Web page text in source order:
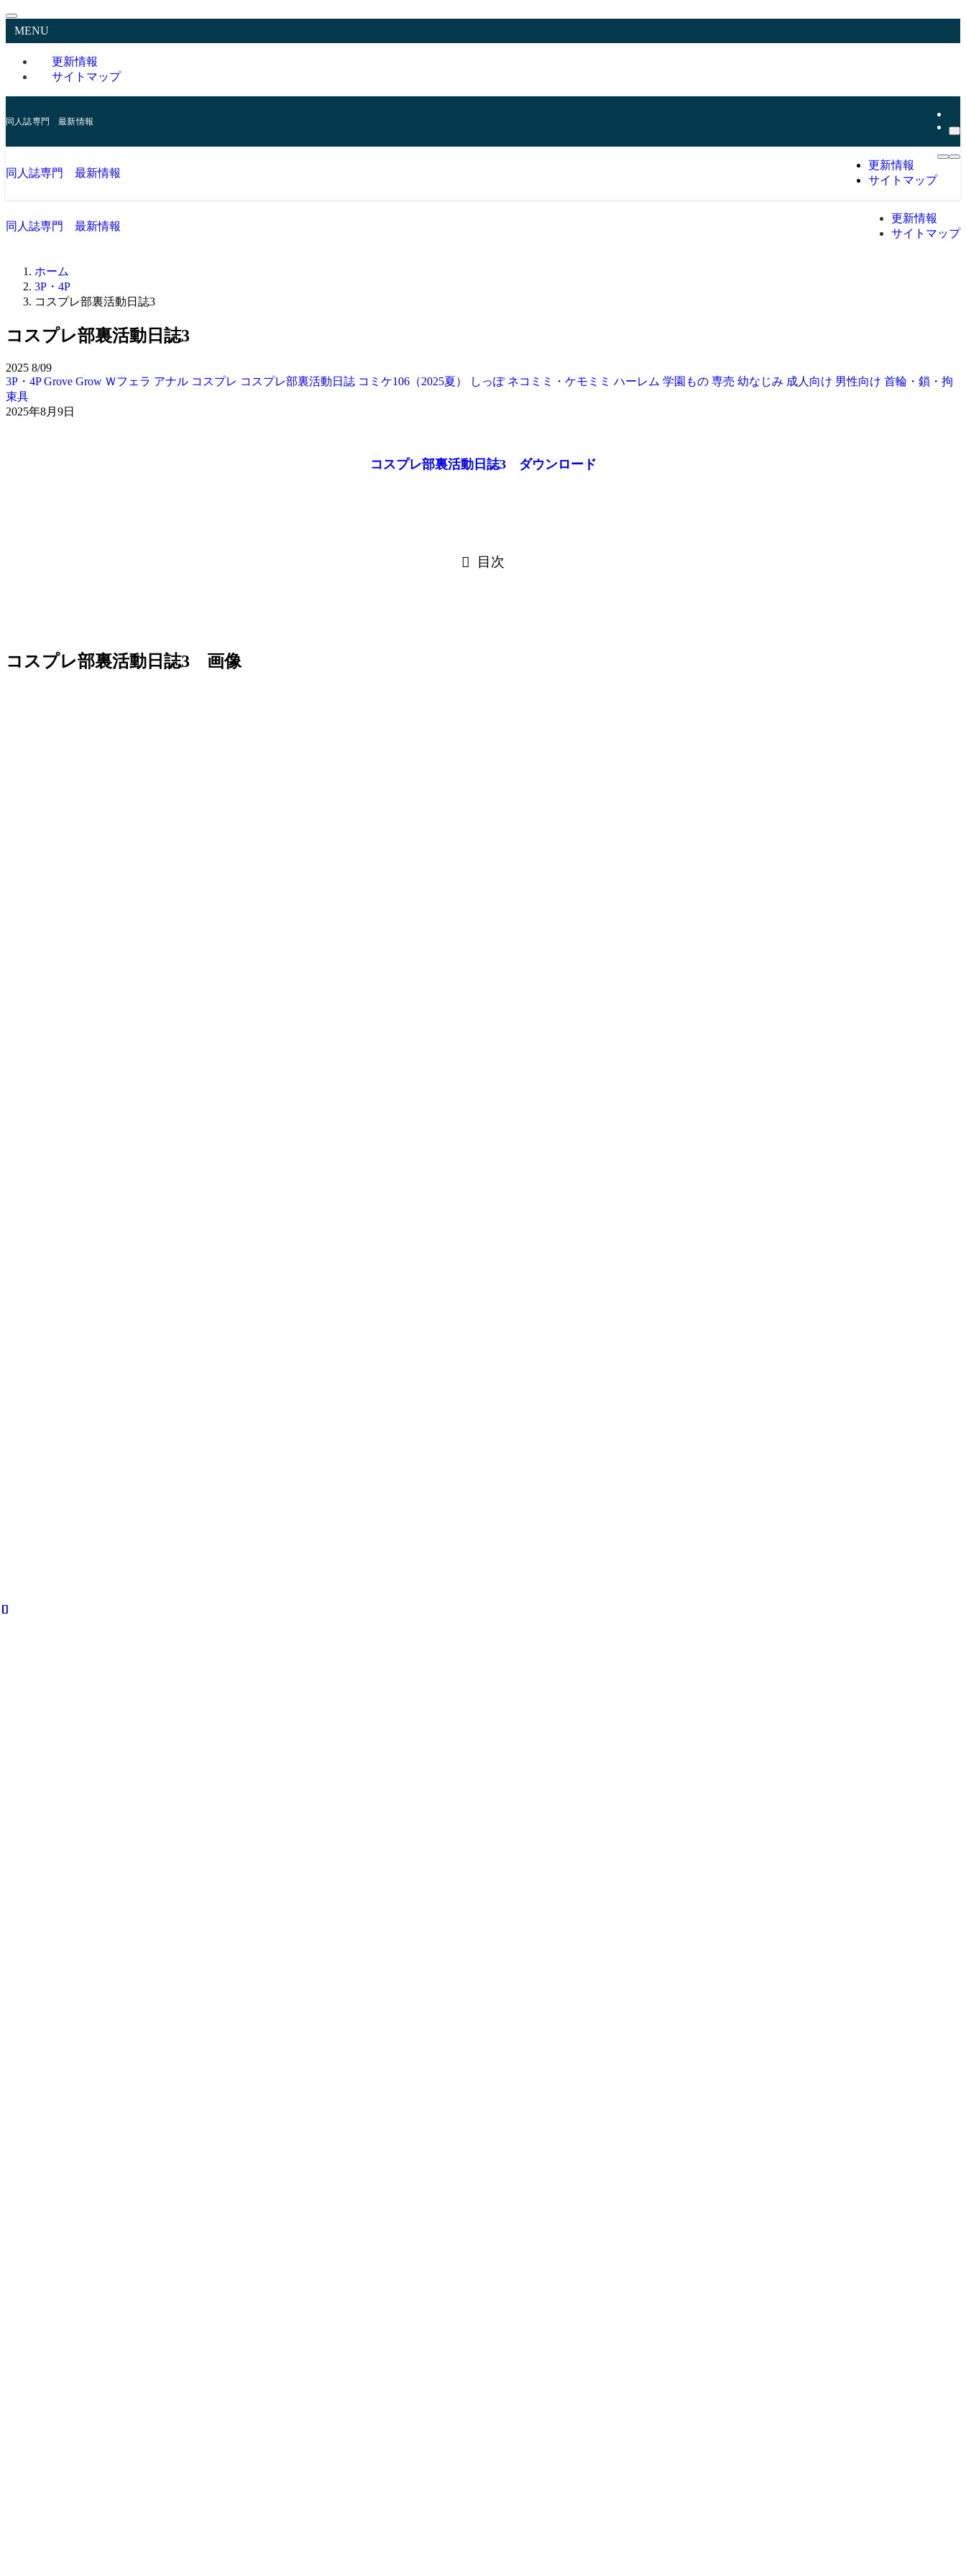
MENU
更新情報
サイトマップ
同人誌専門 最新情報
同人誌専門 最新情報
更新情報
サイトマップ
同人誌専門 最新情報
更新情報
サイトマップ
ホーム
3P・4P
コスプレ部裏活動日誌3
コスプレ部裏活動日誌3
2025 8/09
3P・4PGrove Grow Ｗフェラ アナル コスプレ コスプレ部裏活動日誌 コミケ106（2025夏） しっぽ ネコミミ・ケモミミ ハーレム 学園もの 専売 幼なじみ 成人向け 男性向け 首輪・鎖・拘
束具
2025年8月9日
コスプレ部裏活動日誌3 ダウンロード
目次
コスプレ部裏活動日誌3 画像